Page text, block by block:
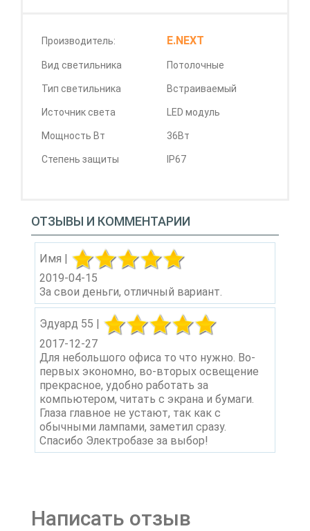
Производитель: E.NEXT
Вид светильника Потолочные
Тип светильника Встраиваемый
Источник света LED модуль
Мощность Вт 36Вт
Степень защиты IP67
ОТЗЫВЫ И КОММЕНТАРИИ
Имя |
2019-04-15
За свои деньги, отличный вариант.
Эдуард 55 |
2017-12-27
Для небольшого офиса то что нужно. Во-
первых экономно, во-вторых освещение
прекрасное, удобно работать за
компьютером, читать с экрана и бумаги.
Глаза главное не устают, так как с
обычными лампами, заметил сразу.
Спасибо Электробазе за выбор!
Написать отзыв